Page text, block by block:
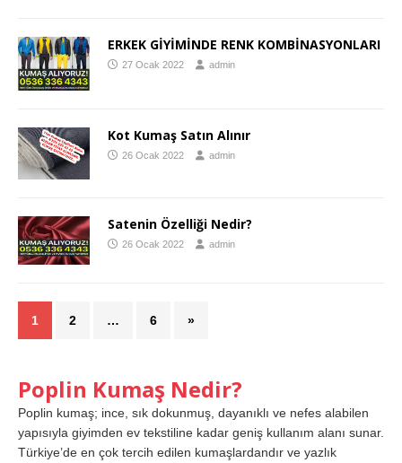
ERKEK GİYİMİNDE RENK KOMBİNASYONLARI
27 Ocak 2022 admin
Kot Kumaş Satın Alınır
26 Ocak 2022 admin
Satenin Özelliği Nedir?
26 Ocak 2022 admin
1 2 … 6 »
Poplin Kumaş Nedir?
Poplin kumaş; ince, sık dokunmuş, dayanıklı ve nefes alabilen
yapısıyla giyimden ev tekstiline kadar geniş kullanım alanı sunar.
Türkiye’de en çok tercih edilen kumaşlardandır ve yazlık